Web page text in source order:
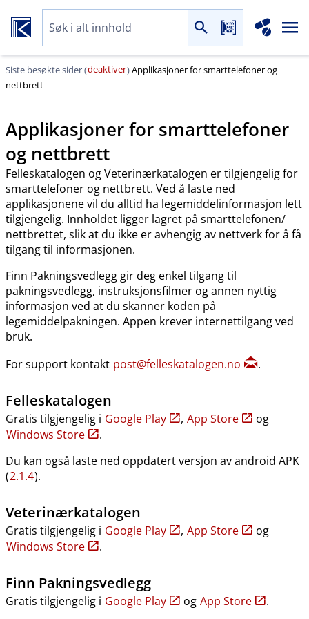
Siste besøkte sider (deaktiver)Applikasjoner for smarttelefoner og
nettbrett
Applikasjoner for smarttelefoner
og nettbrett
Felleskatalogen og Veterinærkatalogen er tilgjengelig for
smarttelefoner og nettbrett. Ved å laste ned
applikasjonene vil du alltid ha legemiddelinformasjon lett
tilgjengelig. Innholdet ligger lagret på smarttelefonen​/​
nettbrettet, slik at du ikke er avhengig av nettverk for å få
tilgang til informasjonen.
Finn Pakningsvedlegg gir deg enkel tilgang til
pakningsvedlegg, instruksjonsfilmer og annen nyttig
informasjon ved at du skanner koden på
legemiddelpakningen. Appen krever internettilgang ved
bruk.
For support kontakt post@felleskatalogen.no .
Felleskatalogen
Gratis tilgjengelig i Google Play , App Store
og
Windows Store
.
Du kan også laste ned oppdatert versjon av android APK
(2.1.4).
Veterinærkatalogen
Gratis tilgjengelig i Google Play , App Store
og
Windows Store
.
Finn Pakningsvedlegg
Gratis tilgjengelig i Google Play og App Store .